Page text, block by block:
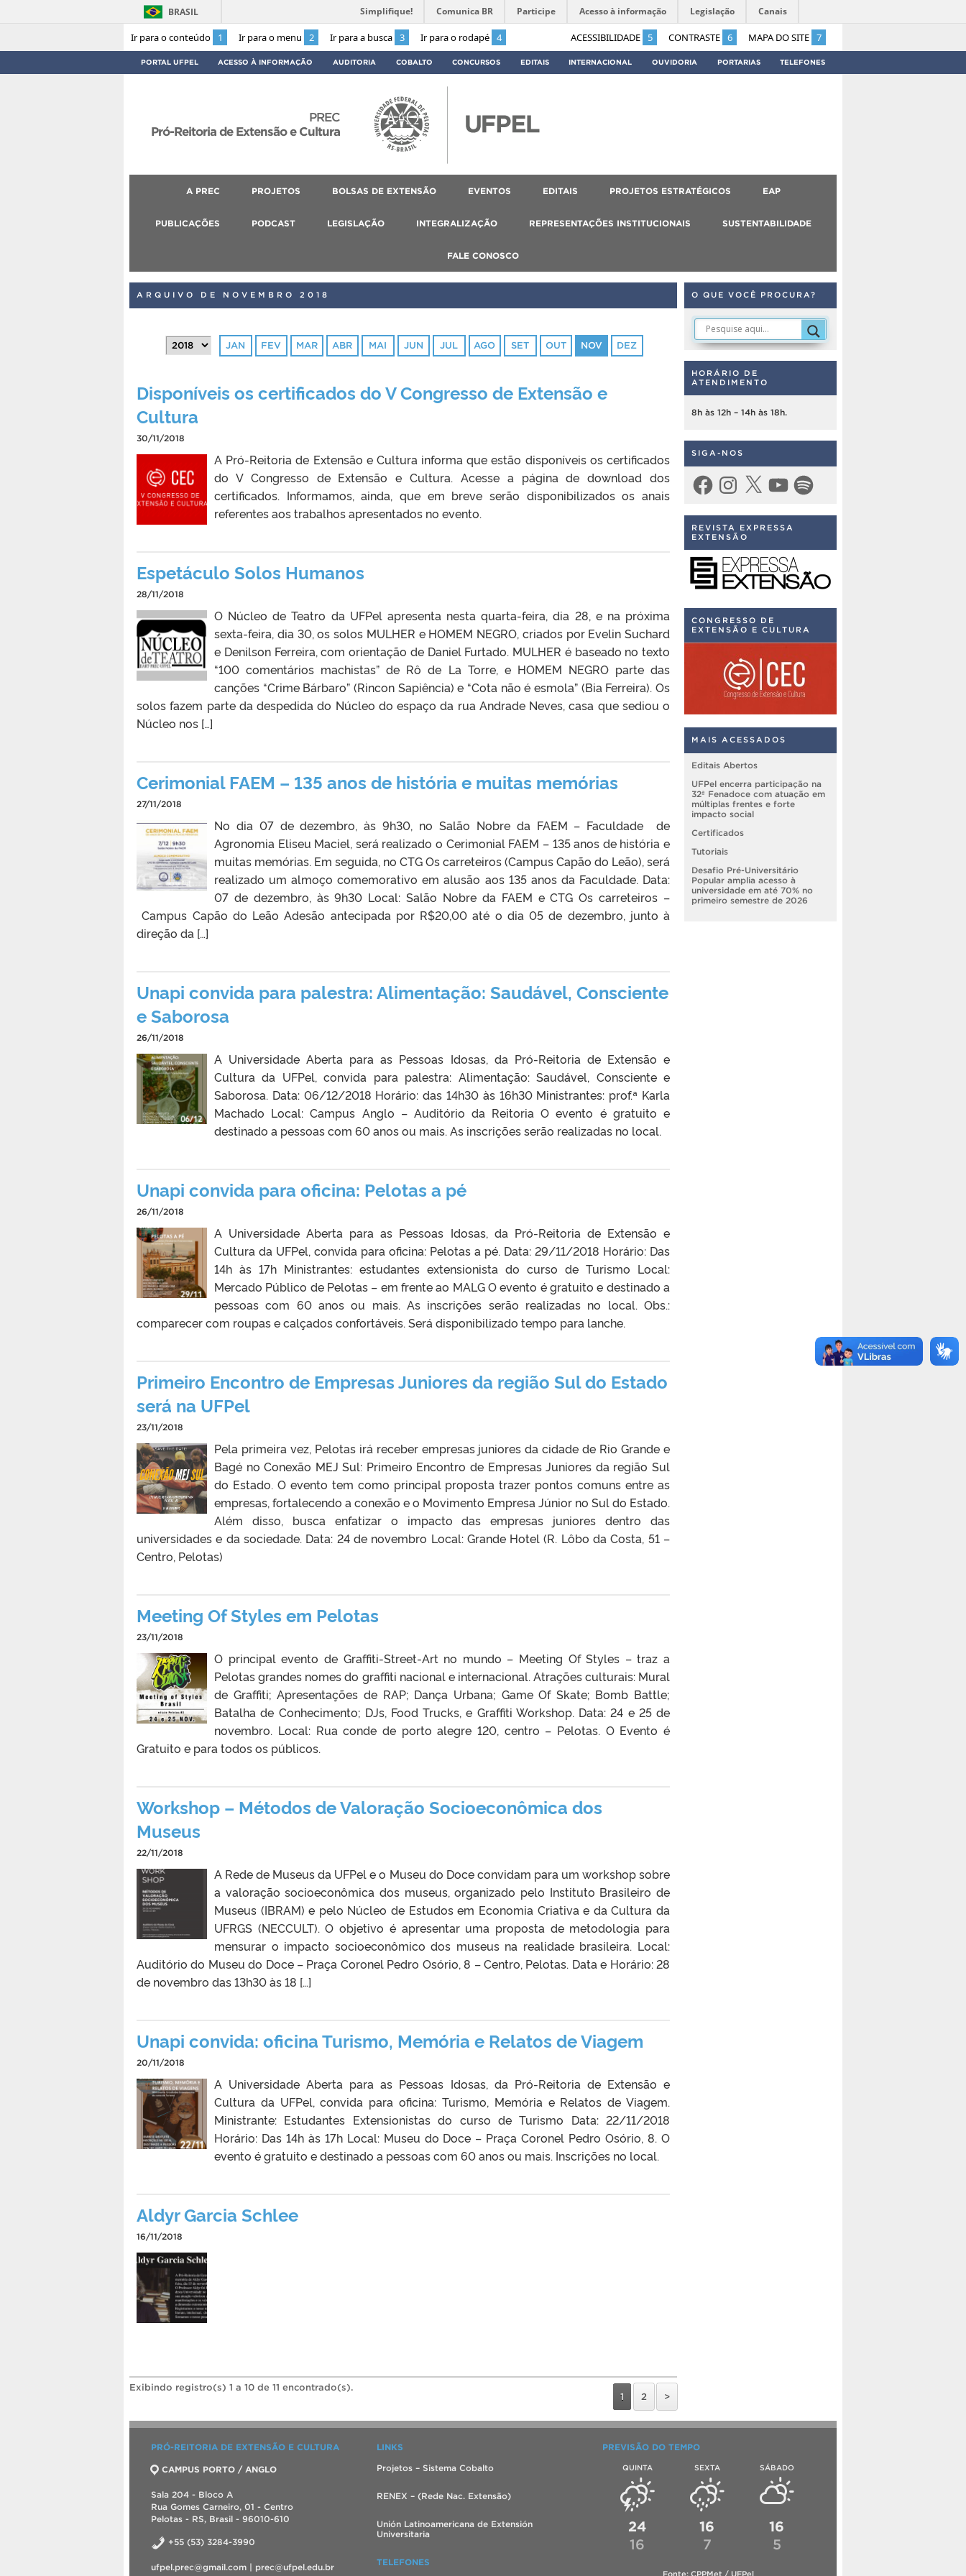
Ir para o conteúdo 1 Ir para o menu 2 Ir para a busca 3 Ir para o rodapé 4 ACESSIBILIDADE 5 CONTRASTE 6 MAPA DO SITE 7
BRASIL Simplifique! Comunica BR Participe Acesso à informação Legislação Canais
PORTAL UFPEL ACESSO À INFORMAÇÃO AUDITORIA COBALTO CONCURSOS EDITAIS INTERNACIONAL OUVIDORIA PORTARIAS TELEFONES
PREC
Pró-Reitoria de Extensão e Cultura
A PREC PROJETOS BOLSAS DE EXTENSÃO EVENTOS EDITAIS PROJETOS ESTRATÉGICOS EAP
PUBLICAÇÕES PODCAST LEGISLAÇÃO INTEGRALIZAÇÃO REPRESENTAÇÕES INSTITUCIONAIS SUSTENTABILIDADE
FALE CONOSCO
ARQUIVO DE NOVEMBRO 2018
JAN FEV MAR ABR MAI JUN JUL AGO SET OUT NOV DEZ
Disponíveis os certificados do V Congresso de Extensão e
Cultura
30/11/2018
A Pró-Reitoria de Extensão e Cultura informa que estão disponíveis os certificados
do V Congresso de Extensão e Cultura. Acesse a página de download dos
certificados. Informamos, ainda, que em breve serão disponibilizados os anais
referentes aos trabalhos apresentados no evento.
Espetáculo Solos Humanos
28/11/2018
O Núcleo de Teatro da UFPel apresenta nesta quarta-feira, dia 28, e na próxima
sexta-feira, dia 30, os solos MULHER e HOMEM NEGRO, criados por Evelin Suchard
e Denilson Ferreira, com orientação de Daniel Furtado. MULHER é baseado no texto
“100 comentários machistas” de Rô de La Torre, e HOMEM NEGRO parte das
canções “Crime Bárbaro” (Rincon Sapiência) e “Cota não é esmola” (Bia Ferreira). Os
solos fazem parte da despedida do Núcleo do espaço da rua Andrade Neves, casa que sediou o
Núcleo nos […]
Cerimonial FAEM – 135 anos de história e muitas memórias
27/11/2018
No dia 07 de dezembro, às 9h30, no Salão Nobre da FAEM – Faculdade de
Agronomia Eliseu Maciel, será realizado o Cerimonial FAEM – 135 anos de história e
muitas memórias. Em seguida, no CTG Os carreteiros (Campus Capão do Leão), será
realizado um almoço comemorativo em alusão aos 135 anos da Faculdade. Data:
07 de dezembro, às 9h30 Local: Salão Nobre da FAEM e CTG Os carreteiros –
Campus Capão do Leão Adesão antecipada por R$20,00 até o dia 05 de dezembro, junto à
direção da […]
Unapi convida para palestra: Alimentação: Saudável, Consciente
e Saborosa
26/11/2018
A Universidade Aberta para as Pessoas Idosas, da Pró-Reitoria de Extensão e
Cultura da UFPel, convida para palestra: Alimentação: Saudável, Consciente e
Saborosa. Data: 06/12/2018 Horário: das 14h30 às 16h30 Ministrantes: prof.ª Karla
Machado Local: Campus Anglo – Auditório da Reitoria O evento é gratuito e
destinado a pessoas com 60 anos ou mais. As inscrições serão realizadas no local.
Unapi convida para oficina: Pelotas a pé
26/11/2018
A Universidade Aberta para as Pessoas Idosas, da Pró-Reitoria de Extensão e
Cultura da UFPel, convida para oficina: Pelotas a pé. Data: 29/11/2018 Horário: Das
14h às 17h Ministrantes: estudantes extensionista do curso de Turismo Local:
Mercado Público de Pelotas – em frente ao MALG O evento é gratuito e destinado a
pessoas com 60 anos ou mais. As inscrições serão realizadas no local. Obs.:
comparecer com roupas e calçados confortáveis. Será disponibilizado tempo para lanche.
Primeiro Encontro de Empresas Juniores da região Sul do Estado
será na UFPel
23/11/2018
Pela primeira vez, Pelotas irá receber empresas juniores da cidade de Rio Grande e
Bagé no Conexão MEJ Sul: Primeiro Encontro de Empresas Juniores da região Sul
do Estado. O evento tem como principal proposta trazer pontos comuns entre as
empresas, fortalecendo a conexão e o Movimento Empresa Júnior no Sul do Estado.
Além disso, busca enfatizar o impacto das empresas juniores dentro das
universidades e da sociedade. Data: 24 de novembro Local: Grande Hotel (R. Lôbo da Costa, 51 –
Centro, Pelotas)
Meeting Of Styles em Pelotas
23/11/2018
O principal evento de Graffiti-Street-Art no mundo – Meeting Of Styles – traz a
Pelotas grandes nomes do graffiti nacional e internacional. Atrações culturais: Mural
de Graffiti; Apresentações de RAP; Dança Urbana; Game Of Skate; Bomb Battle;
Batalha de Conhecimento; DJs, Food Trucks, e Graffiti Workshop. Data: 24 e 25 de
novembro. Local: Rua conde de porto alegre 120, centro – Pelotas. O Evento é
Gratuito e para todos os públicos.
Workshop – Métodos de Valoração Socioeconômica dos
Museus
22/11/2018
A Rede de Museus da UFPel e o Museu do Doce convidam para um workshop sobre
a valoração socioeconômica dos museus, organizado pelo Instituto Brasileiro de
Museus (IBRAM) e pelo Núcleo de Estudos em Economia Criativa e da Cultura da
UFRGS (NECCULT). O objetivo é apresentar uma proposta de metodologia para
mensurar o impacto socioeconômico dos museus na realidade brasileira. Local:
Auditório do Museu do Doce – Praça Coronel Pedro Osório, 8 – Centro, Pelotas. Data e Horário: 28
de novembro das 13h30 às 18 […]
Unapi convida: oficina Turismo, Memória e Relatos de Viagem
20/11/2018
A Universidade Aberta para as Pessoas Idosas, da Pró-Reitoria de Extensão e
Cultura da UFPel, convida para oficina: Turismo, Memória e Relatos de Viagem.
Ministrante: Estudantes Extensionistas do curso de Turismo Data: 22/11/2018
Horário: Das 14h às 17h Local: Museu do Doce – Praça Coronel Pedro Osório, 8. O
evento é gratuito e destinado a pessoas com 60 anos ou mais. Inscrições no local.
Aldyr Garcia Schlee
16/11/2018
Exibindo registro(s) 1 a 10 de 11 encontrado(s).
1
2 >
O QUE VOCÊ PROCURA?
HORÁRIO DE
ATENDIMENTO
8h às 12h – 14h às 18h.
SIGA-NOS
FacebookInstagram
X YouTubeSpotify
REVISTA EXPRESSA
EXTENSÃO
CONGRESSO DE
EXTENSÃO E CULTURA
MAIS ACESSADOS
Editais Abertos
UFPel encerra participação na
32ª Fenadoce com atuação em
múltiplas frentes e forte
impacto social
Certificados
Tutoriais
Desafio Pré-Universitário
Popular amplia acesso à
universidade em até 70% no
primeiro semestre de 2026
PRÓ-REITORIA DE EXTENSÃO E CULTURA
CAMPUS PORTO / ANGLO
Sala 204 - Bloco A
Rua Gomes Carneiro, 01 - Centro
Pelotas - RS, Brasil - 96010-610
+55 (53) 3284-3990
ufpel.prec@gmail.com | prec@ufpel.edu.br
LINKS
Projetos – Sistema Cobalto
RENEX – (Rede Nac. Extensão)
Unión Latinoamericana de Extensión
Universitaria
TELEFONES
PREVISÃO DO TEMPO
QUINTA
24
16
SEXTA
16
7
SÁBADO
16
5
Fonte: CPPMet / UFPel